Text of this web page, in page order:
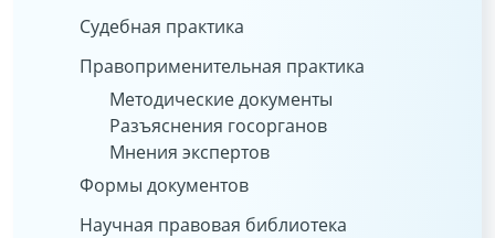
Судебная практика
Правоприменительная практика
Методические документы
Разъяснения госорганов
Мнения экспертов
Формы документов
Научная правовая библиотека